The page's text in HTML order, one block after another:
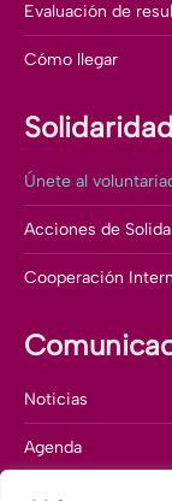
Evaluación de
Cómo llegar
Solidaridad
Únete al
Acciones de
Cooperación
Noticias
Agenda
Memorias